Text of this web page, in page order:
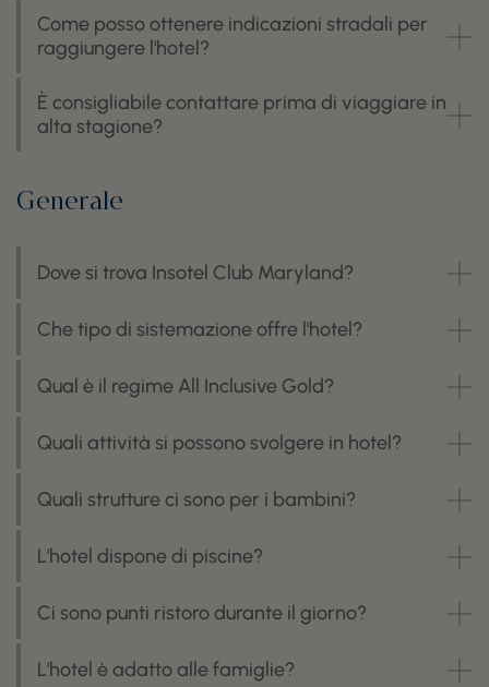
Come posso ottenere indicazioni stradali per
raggiungere l'hotel?
È consigliabile contattare prima di viaggiare in
alta stagione?
Generale
Dove si trova Insotel Club Maryland?
Che tipo di sistemazione offre l'hotel?
Qual è il regime All Inclusive Gold?
Quali attività si possono svolgere in hotel?
Quali strutture ci sono per i bambini?
L'hotel dispone di piscine?
Ci sono punti ristoro durante il giorno?
L'hotel è adatto alle famiglie?